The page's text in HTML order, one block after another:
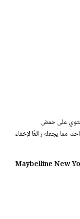
على حمض
مما يجعله رائعًا لإخفاء
4. Maybelline New